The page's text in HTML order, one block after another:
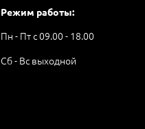
Режим работы:
Пн - Пт с 09.00 - 18.00
Сб - Вс выходной